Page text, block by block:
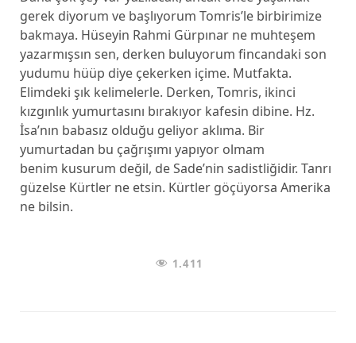
gerek diyorum ve başlıyorum Tomris’le birbirimize
bakmaya. Hüseyin Rahmi Gürpınar ne muhteşem
yazarmışsın sen, derken buluyorum fincandaki son
yudumu hüüp diye çekerken içime. Mutfakta.
Elimdeki şık kelimelerle. Derken, Tomris, ikinci
kızgınlık yumurtasını bırakıyor kafesin dibine. Hz.
İsa’nın babasız olduğu geliyor aklıma. Bir
yumurtadan bu çağrışımı yapıyor olmam
benim kusurum değil, de Sade’nin sadistliğidir. Tanrı
güzelse Kürtler ne etsin. Kürtler göçüyorsa Amerika
ne bilsin.
1.411